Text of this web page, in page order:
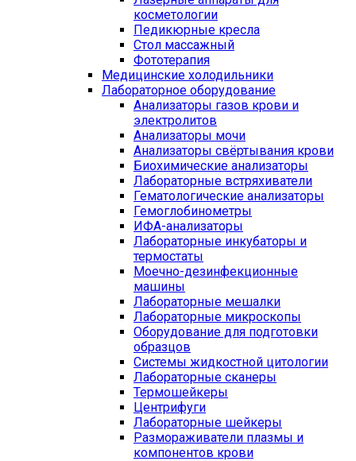
косметологии
Педикюрные кресла
Стол массажный
Фототерапия
Медицинские холодильники
Лабораторное оборудование
Анализаторы газов крови и
электролитов
Анализаторы мочи
Анализаторы свёртывания крови
Биохимические анализаторы
Лабораторные встряхиватели
Гематологические анализаторы
Гемоглобинометры
ИФА-анализаторы
Лабораторные инкубаторы и
термостаты
Моечно-дезинфекционные
машины
Лабораторные мешалки
Лабораторные микроскопы
Оборудование для подготовки
образцов
Системы жидкостной цитологии
Лабораторные сканеры
Термошейкеры
Центрифуги
Лабораторные шейкеры
Размораживатели плазмы и
компонентов крови